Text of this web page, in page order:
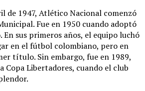
de 1947, Atlético Nacional comenzó
Fue en 1950 cuando adoptó
sus primeros años, el equipo luchó
en el fútbol colombiano, pero en
título. Sin embargo, fue en 1989,
Copa Libertadores, cuando el club